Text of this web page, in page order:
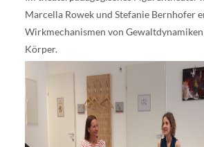
Marcella Rowek und Stefanie Bernhofer
Wirkmechanismen von
Körper.